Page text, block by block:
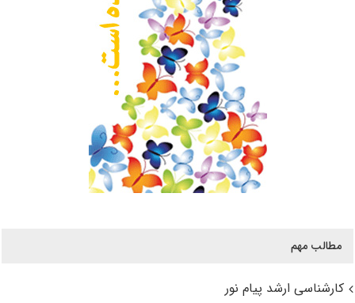
مطالب مهم
کارشناسی ارشد پیام نور